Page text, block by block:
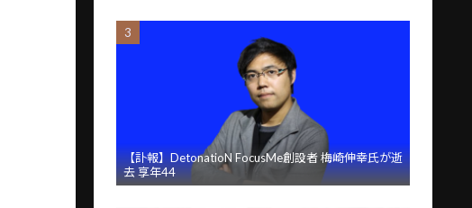
【訃報】DetonatioN FocusMe創設者 梅崎伸幸氏が逝
去 享年44